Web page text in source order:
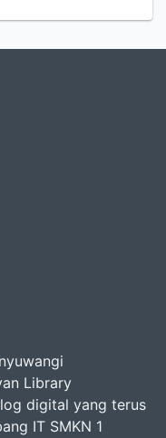
Library
digital yang terus
IT SMKN 1